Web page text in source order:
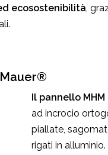
ecosostenibilità ,
Il pannello MHM
ad incrocio
piallate,
rigati in alluminio.